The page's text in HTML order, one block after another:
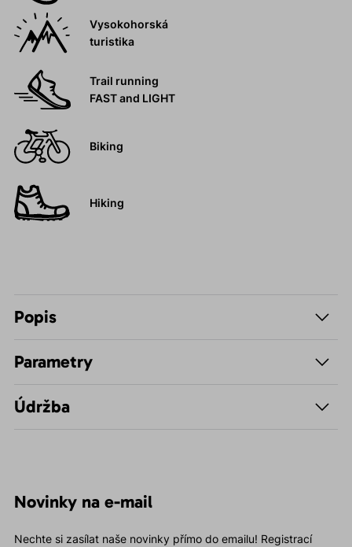
Vysokohorská
turistika
Trail running
FAST and LIGHT
Biking
Hiking
Popis
Parametry
Údržba
Novinky na e-mail
Nechte si zasílat naše novinky přímo do emailu! Registrací